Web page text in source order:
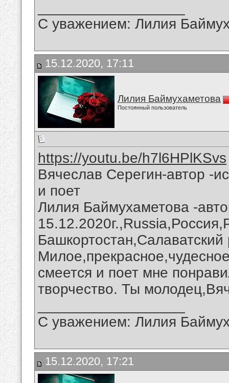
С уважением: Лилия
15.12.2020, 17:11
Лилия Баймухаметова
Постоянный пользователь
https://youtu.be/h7l6HPlKSvs
Вячеслав Серегин-автор -
и поет
Лилия Баймухаметова -
смеется и поет мне
творчество. Ты
С уважением: Лилия
15.12.2020, 17:21